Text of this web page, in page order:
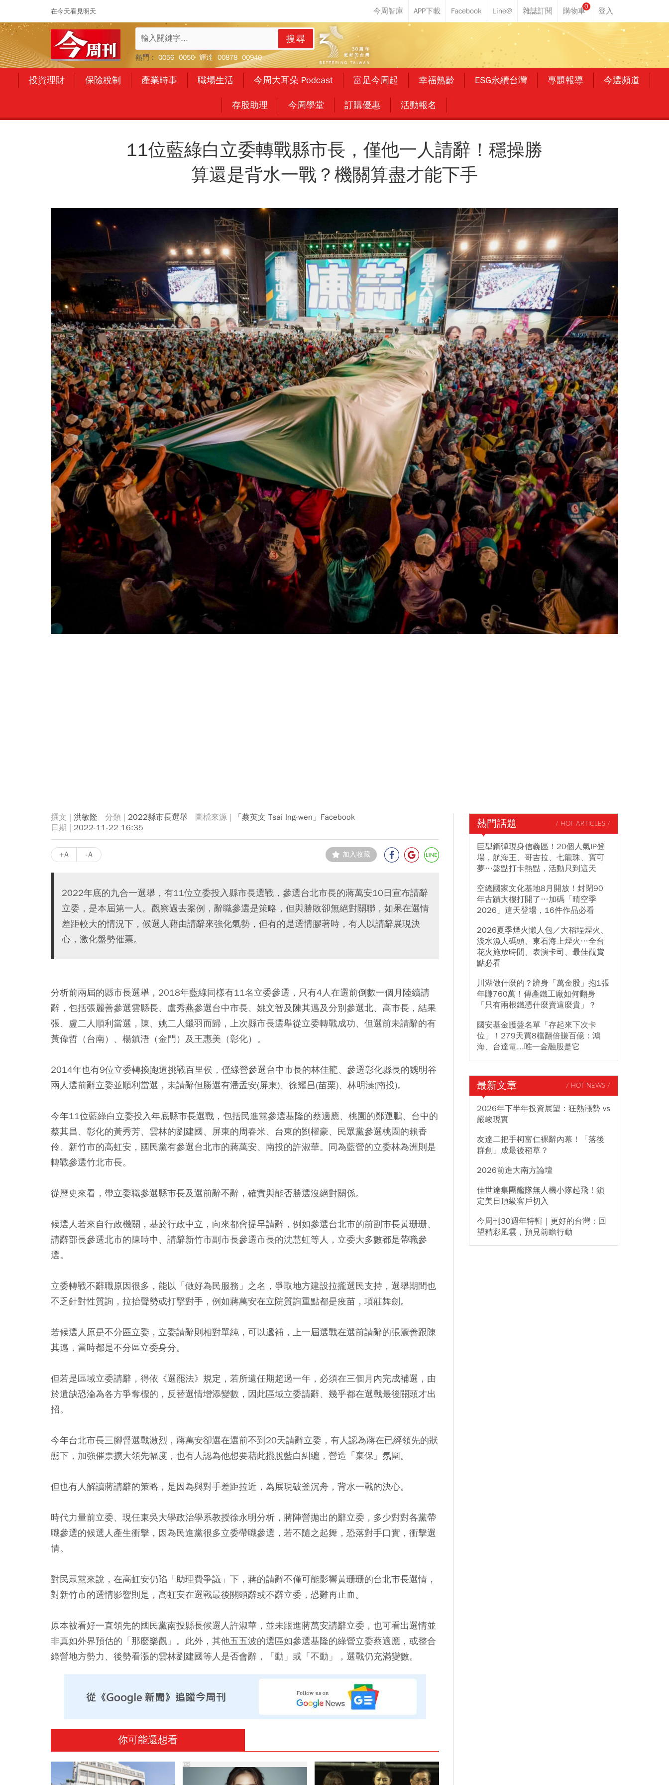
在今天看見明天
0
搜尋
熱門： 0056 0050 輝達 00878 00940
投資理財 保險稅制 產業時事 職場生活 今周大耳朵 Podcast 富足今周起 幸福熟齡 ESG永續台灣 專題報導 今選頻道
存股助理 今周學堂 訂購優惠 活動報名
11位藍綠白立委轉戰縣市長，僅他一人請辭！穩操勝
算還是背水一戰？機關算盡才能下手
洪敏隆 2022縣市長選舉
「蔡英文 Tsai Ing-wen」Facebook
2022-11-22 16:35
+A -A 加入收藏
2022年底的九合一選舉，有11位立委投入縣市長選戰，參選台北市長的蔣萬安10日宣布請辭
立委，是本屆第一人。觀察過去案例，辭職參選是策略，但與勝敗卻無絕對關聯，如果在選情
差距較大的情況下，候選人藉由請辭來強化氣勢，但有的是選情膠著時，有人以請辭展現決
心，激化盤勢催票。
分析前兩屆的縣市長選舉，2018年藍綠同樣有11名立委參選，只有4人在選前倒數一個月陸續請
辭，包括張麗善參選雲縣長、盧秀燕參選台中市長、姚文智及陳其邁及分別參選北、高市長，結果
張、盧二人順利當選，陳、姚二人鎩羽而歸，上次縣市長選舉從立委轉戰成功、但選前未請辭的有
黃偉哲（台南）、楊鎮浯（金門）及王惠美（彰化）。
2014年也有9位立委轉換跑道挑戰百里侯，僅綠營參選台中市長的林佳龍、參選彰化縣長的魏明谷
兩人選前辭立委並順利當選，未請辭但勝選有潘孟安(屏東)、徐耀昌(苗栗)、林明溱(南投)。
今年11位藍綠白立委投入年底縣市長選戰，包括民進黨參選基隆的蔡適應、桃園的鄭運鵬、台中的
蔡其昌、彰化的黃秀芳、雲林的劉建國、屏東的周春米、台東的劉櫂豪、民眾黨參選桃園的賴香
伶、新竹市的高虹安，國民黨有參選台北市的蔣萬安、南投的許淑華。同為藍營的立委林為洲則是
轉戰參選竹北市長。
從歷史來看，帶立委職參選縣市長及選前辭不辭，確實與能否勝選沒絕對關係。
候選人若來自行政機關，基於行政中立，向來都會提早請辭，例如參選台北市的前副市長黃珊珊、
請辭部長參選北市的陳時中、請辭新竹市副市長參選市長的沈慧虹等人，立委大多數都是帶職參
選。
立委轉戰不辭職原因很多，能以「做好為民服務」之名，爭取地方建設拉攏選民支持，選舉期間也
不乏針對性質詢，拉抬聲勢或打擊對手，例如蔣萬安在立院質詢重點都是疫苗，項莊舞劍。
若候選人原是不分區立委，立委請辭則相對單純，可以遞補，上一屆選戰在選前請辭的張麗善跟陳
其邁，當時都是不分區立委身分。
但若是區域立委請辭，得依《選罷法》規定，若所遺任期超過一年，必須在三個月內完成補選，由
於遺缺恐淪為各方爭奪標的，反替選情增添變數，因此區域立委請辭、幾乎都在選戰最後關頭才出
招。
今年台北市長三腳督選戰激烈，蔣萬安卻選在選前不到20天請辭立委，有人認為蔣在已經領先的狀
態下，加強催票擴大領先幅度，也有人認為他想要藉此擺脫藍白糾纏，營造「棄保」氛圍。
但也有人解讀蔣請辭的策略，是因為與對手差距拉近，為展現破釜沉舟，背水一戰的決心。
時代力量前立委、現任東吳大學政治學系教授徐永明分析，蔣陣營拋出的辭立委，多少對對各黨帶
職參選的候選人產生衝擊，因為民進黨很多立委帶職參選，若不隨之起舞，恐落對手口實，衝擊選
情。
對民眾黨來說，在高虹安仍陷「助理費爭議」下，蔣的請辭不僅可能影響黃珊珊的台北市長選情，
對新竹市的選情影響則是，高虹安在選戰最後關頭辭或不辭立委，恐難再止血。
原本被看好一直領先的國民黨南投縣長候選人許淑華，並未跟進蔣萬安請辭立委，也可看出選情並
非真如外界預估的「那麼樂觀」。此外，其他五五波的選區如參選基隆的綠營立委蔡適應，或整合
綠營地方勢力、後勢看漲的雲林劉建國等人是否會辭，「動」或「不動」，選戰仍充滿變數。
你可能還想看
PR
熱門話題 / HOT ARTICLES /
巨型鋼彈現身信義區！20個人氣IP登
場，航海王、哥吉拉、七龍珠、寶可
夢…盤點打卡熱點，活動只到這天
空總國家文化基地8月開放！封閉90
年古蹟大樓打開了…加碼「晴空季
2026」這天登場，16件作品必看
2026夏季煙火懶人包／大稻埕煙火、
淡水漁人碼頭、東石海上煙火…全台
花火施放時間、表演卡司、最佳觀賞
點必看
川湖做什麼的？躋身「萬金股」抱1張
年賺760萬！傳產鐵工廠如何翻身
「只有兩根鐵憑什麼賣這麼貴」？
國安基金護盤名單「存起來下次卡
位」！279天買8檔翻倍賺百億：鴻
海、台達電...唯一金融股是它
最新文章 / HOT NEWS /
2026年下半年投資展望：狂熱漲勢 vs
嚴峻現實
友達二把手柯富仁裸辭內幕！「落後
群創」成最後稻草？
2026前進大南方論壇
佳世達集團艦隊無人機小隊起飛！鎖
定美日頂級客戶切入
今周刊30週年特輯｜更好的台灣：回
望精彩風雲，預見前瞻行動